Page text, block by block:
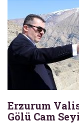
Erzurum
Gölü Cam